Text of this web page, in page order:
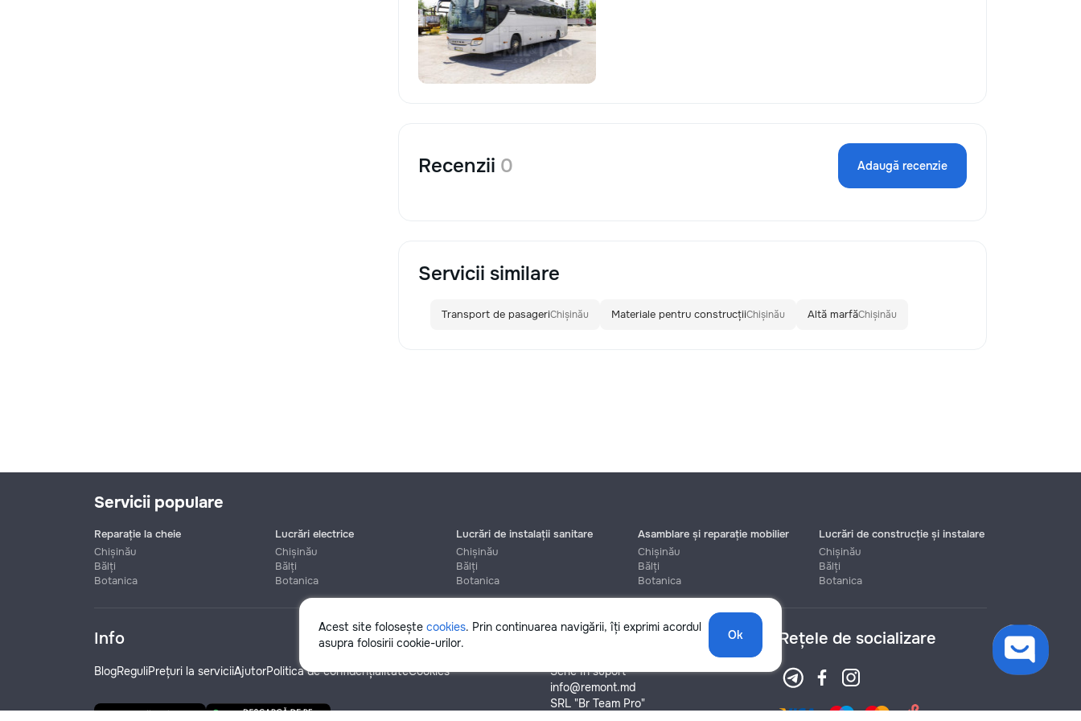
Recenzii 0 Adaugă recenzie
Servicii similare
Transport de pasageriChișinău Materiale pentru construcțiiChișinău Altă marfăChișinău
Acest site folosește cookies. Prin continuarea navigării, îți exprimi acordul
asupra folosirii cookie-urilor.
Ok
Servicii populare
Reparație la cheie
Chișinău
Bălți
Botanica
Lucrări electrice
Chișinău
Bălți
Botanica
Lucrări de instalații sanitare
Chișinău
Bălți
Botanica
Asamblare și reparație mobilier
Chișinău
Bălți
Botanica
Lucrări de construcție și instalare
Chișinău
Bălți
Botanica
Info
BlogReguliPrețuri la serviciiAjutorPolitica de confidențialitateCookies
Ajutor
Scrie în suport
info@remont.md
SRL "Br Team Pro"
Rețele de socializare